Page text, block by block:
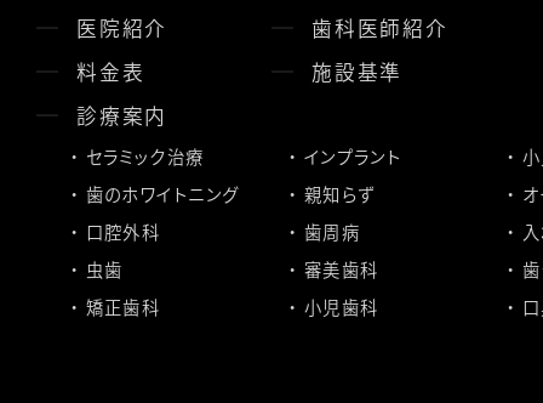
医院紹介
歯科医師紹介
料金表
施設基準
診療案内
セラミック治療
歯のホワイトニング
口腔外科
虫歯
矯正歯科
インプラント
親知らず
歯周病
審美歯科
小児歯科